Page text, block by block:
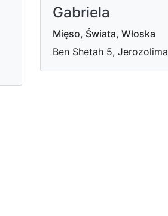
Gabriela
Mięso, Świata, Włoska
Ben Shetah 5, Jerozolima